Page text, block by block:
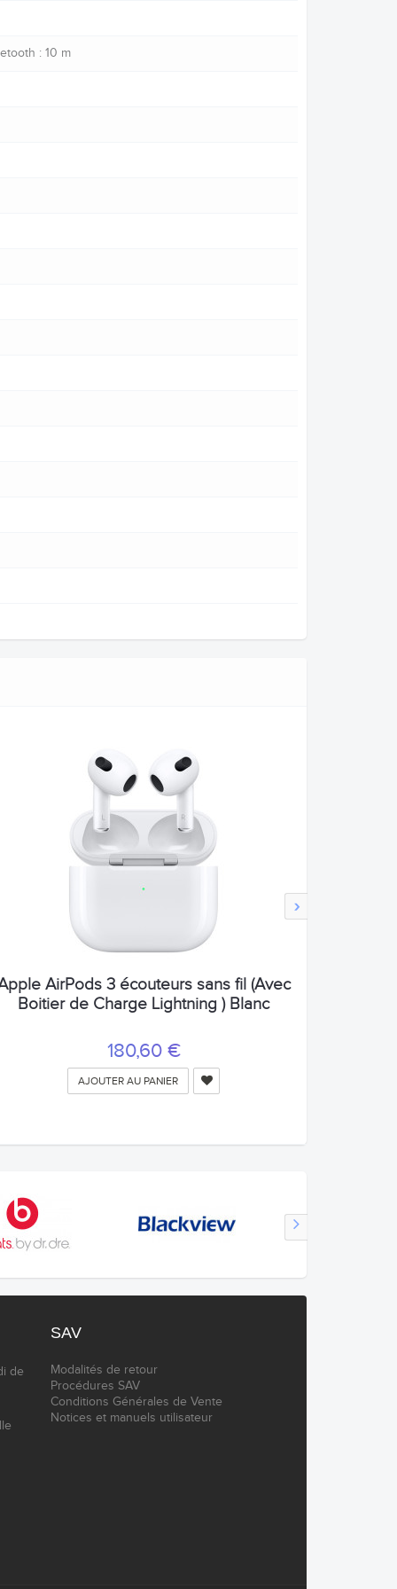
: 10 m
›
AirPods 3 écouteurs sans fil (Avec
Boitier de Charge Lightning ) Blanc
180,60 €
AJOUTER AU PANIER
de
SAV
Modalités de retour
Procédures SAV
Conditions Générales de Vente
Notices et manuels utilisateur